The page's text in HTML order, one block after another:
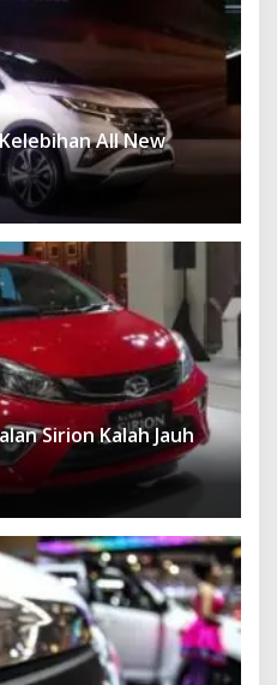
All New
Sirion Kalah Jauh